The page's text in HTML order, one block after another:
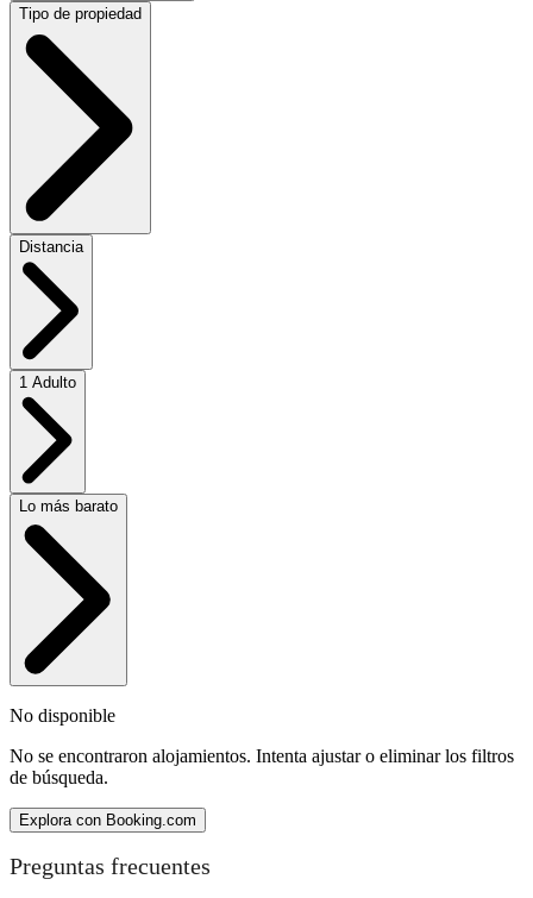
Tipo de propiedad
Distancia
1 Adulto
Lo más barato
No disponible
No se encontraron alojamientos. Intenta ajustar o eliminar los filtros
de búsqueda.
Explora con Booking.com
Preguntas frecuentes